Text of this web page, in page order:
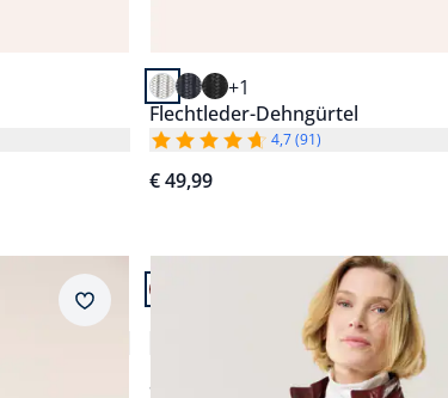
+1
Flechtleder-Dehngürtel
4,7 (91)
€ 49,99
Merkzettel
Artikel 8 von 14.
Lammnappa Jacke Sandwichstepp
4,0 (3)
ab